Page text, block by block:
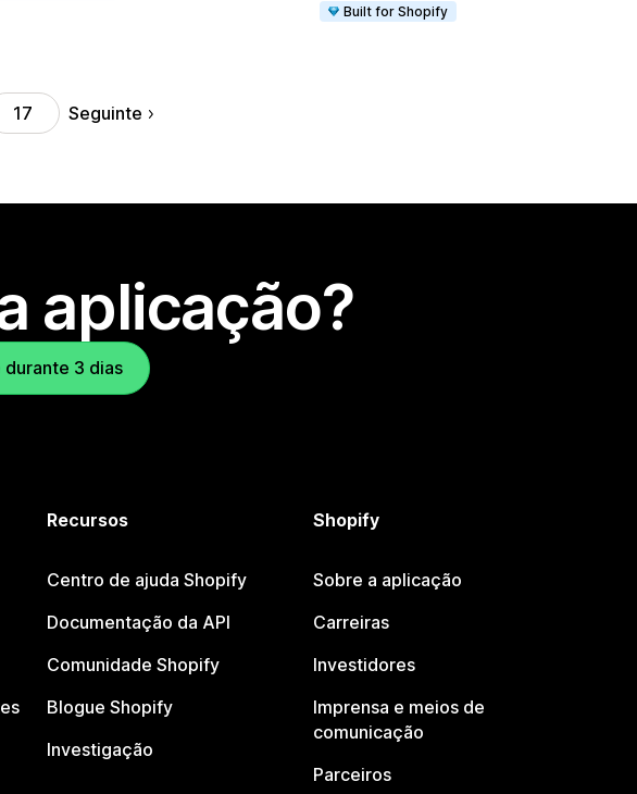
Built for Shopify
17 Seguinte
aplicação?
3 dias
Recursos
Centro de ajuda Shopify
Documentação da API
Comunidade Shopify
Blogue Shopify
Investigação
Shopify
Sobre a aplicação
Carreiras
Investidores
Imprensa e meios de
comunicação
Parceiros